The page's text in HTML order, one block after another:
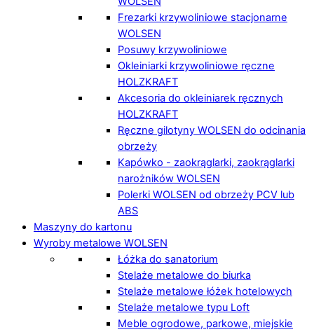
Frezarki krzywoliniowe stacjonarne
WOLSEN
Posuwy krzywoliniowe
Okleiniarki krzywoliniowe ręczne
HOLZKRAFT
Akcesoria do okleiniarek ręcznych
HOLZKRAFT
Ręczne gilotyny WOLSEN do odcinania
obrzeży
Kapówko - zaokrąglarki, zaokrąglarki
narożników WOLSEN
Polerki WOLSEN od obrzeży PCV lub
ABS
Maszyny do kartonu
Wyroby metalowe WOLSEN
Łóżka do sanatorium
Stelaże metalowe do biurka
Stelaże metalowe łóżek hotelowych
Stelaże metalowe typu Loft
Meble ogrodowe, parkowe, miejskie